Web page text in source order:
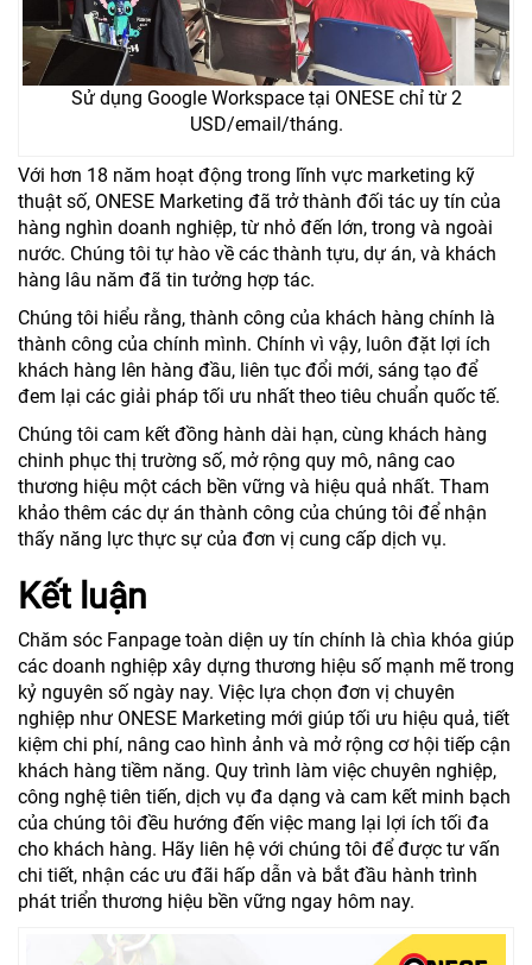
Sử dụng Google Workspace tại ONESE chỉ từ 2
USD/email/tháng.
Với hơn 18 năm hoạt động trong lĩnh vực marketing kỹ
thuật số, ONESE Marketing đã trở thành đối tác uy tín của
hàng nghìn doanh nghiệp, từ nhỏ đến lớn, trong và ngoài
nước. Chúng tôi tự hào về các thành tựu, dự án, và khách
hàng lâu năm đã tin tưởng hợp tác.
Chúng tôi hiểu rằng, thành công của khách hàng chính là
thành công của chính mình. Chính vì vậy, luôn đặt lợi ích
khách hàng lên hàng đầu, liên tục đổi mới, sáng tạo để
đem lại các giải pháp tối ưu nhất theo tiêu chuẩn quốc tế.
Chúng tôi cam kết đồng hành dài hạn, cùng khách hàng
chinh phục thị trường số, mở rộng quy mô, nâng cao
thương hiệu một cách bền vững và hiệu quả nhất. Tham
khảo thêm các dự án thành công của chúng tôi để nhận
thấy năng lực thực sự của đơn vị cung cấp dịch vụ.
Kết luận
Chăm sóc Fanpage toàn diện uy tín chính là chìa khóa giúp
các doanh nghiệp xây dựng thương hiệu số mạnh mẽ trong
kỷ nguyên số ngày nay. Việc lựa chọn đơn vị chuyên
nghiệp như ONESE Marketing mới giúp tối ưu hiệu quả, tiết
kiệm chi phí, nâng cao hình ảnh và mở rộng cơ hội tiếp cận
khách hàng tiềm năng. Quy trình làm việc chuyên nghiệp,
công nghệ tiên tiến, dịch vụ đa dạng và cam kết minh bạch
của chúng tôi đều hướng đến việc mang lại lợi ích tối đa
cho khách hàng. Hãy liên hệ với chúng tôi để được tư vấn
chi tiết, nhận các ưu đãi hấp dẫn và bắt đầu hành trình
phát triển thương hiệu bền vững ngay hôm nay.